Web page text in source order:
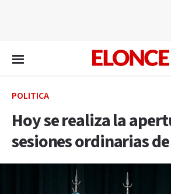
POLÍTICA
Hoy se realiza la
sesiones ordinarias